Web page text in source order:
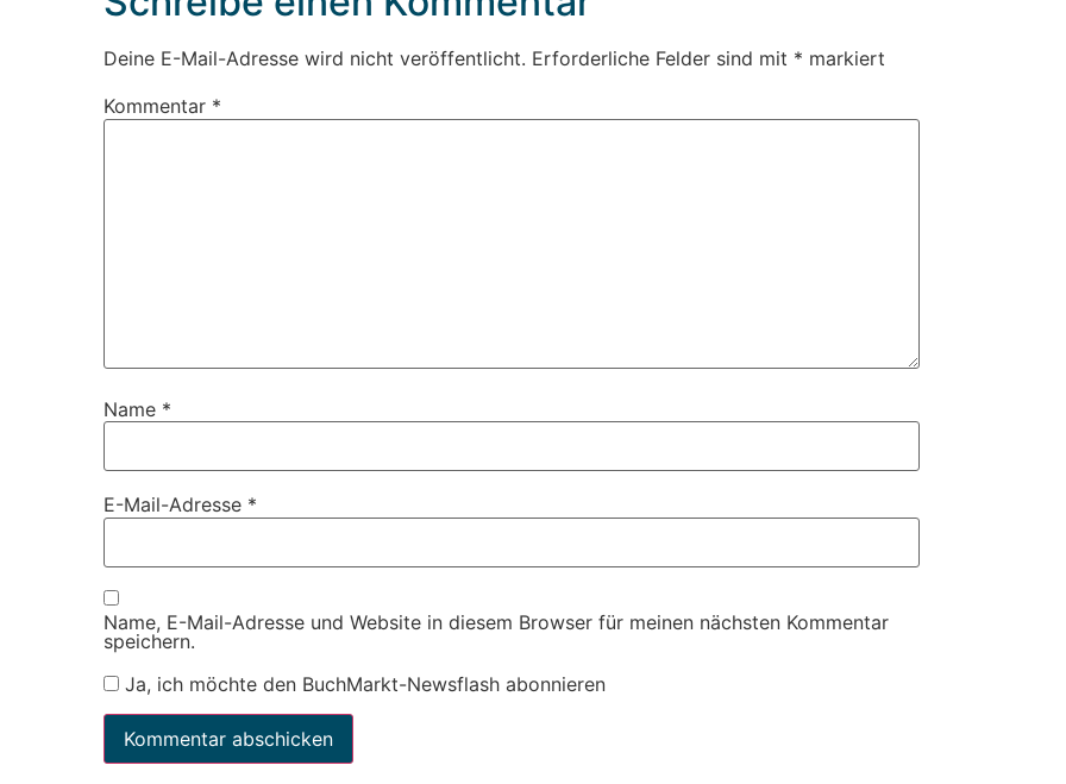
Deine E-Mail-Adresse wird nicht veröffentlicht. Erforderliche Felder sind mit * markiert
Kommentar *
Name *
E-Mail-Adresse *
Name, E-Mail-Adresse und Website in diesem Browser für meinen nächsten Kommentar
speichern.
Ja, ich möchte den BuchMarkt-Newsflash abonnieren